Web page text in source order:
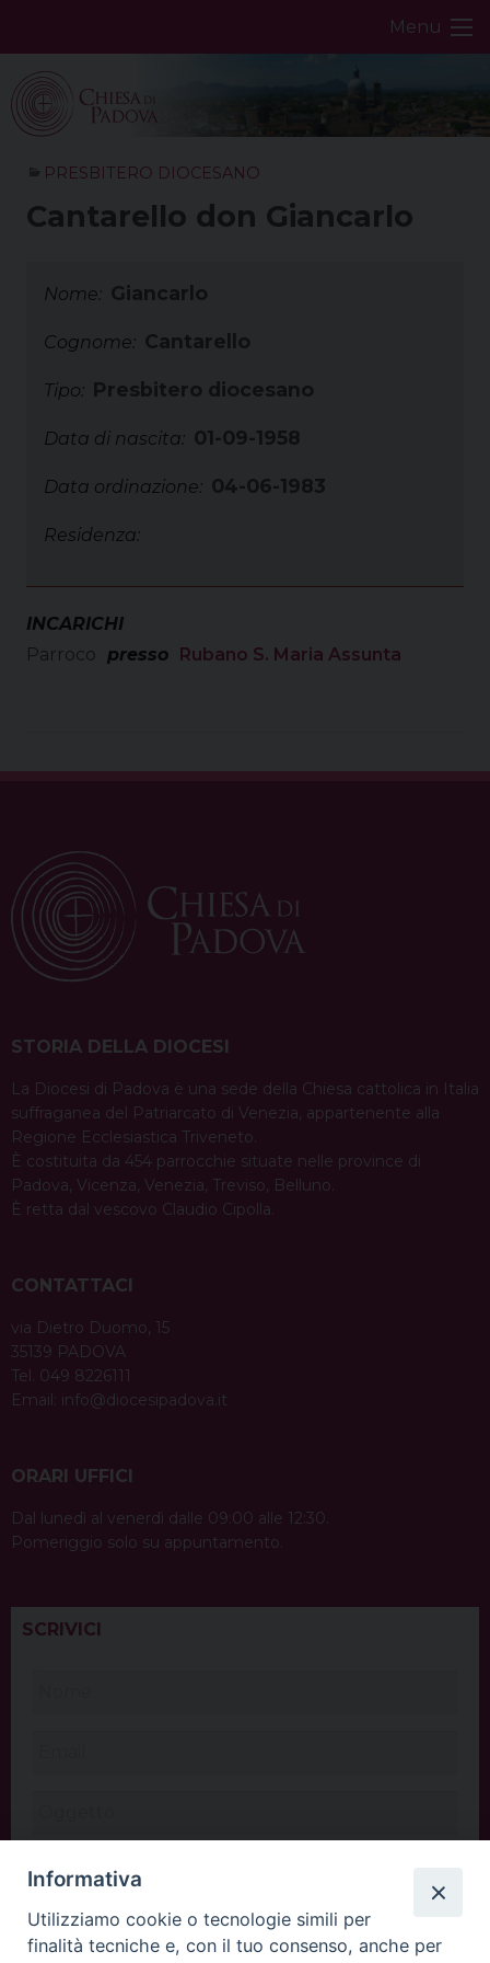
Menu
PRESBITERO DIOCESANO
Cantarello don Giancarlo
Nome: Giancarlo
Cognome: Cantarello
Tipo: Presbitero diocesano
Data di nascita: 01-09-1958
Data ordinazione: 04-06-1983
Residenza:
INCARICHI
Parroco
presso Rubano S. Maria Assunta
STORIA DELLA DIOCESI
La Diocesi di Padova è una sede della Chiesa cattolica in Italia
suffraganea del Patriarcato di Venezia, appartenente alla
Regione Ecclesiastica Triveneto.
È costituita da 454 parrocchie situate nelle province di
Padova, Vicenza, Venezia, Treviso, Belluno.
È retta dal vescovo Claudio Cipolla.
CONTATTACI
via Dietro Duomo, 15
35139 PADOVA
Tel. 049 8226111
Email: info@diocesipadova.it
ORARI UFFICI
Dal lunedì al venerdì dalle 09:00 alle 12:30.
Pomeriggio solo su appuntamento.
SCRIVICI
Informativa
Utilizziamo cookie o tecnologie simili per
finalità tecniche e, con il tuo consenso, anche per